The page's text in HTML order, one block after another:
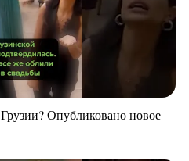
Опубликовано новое